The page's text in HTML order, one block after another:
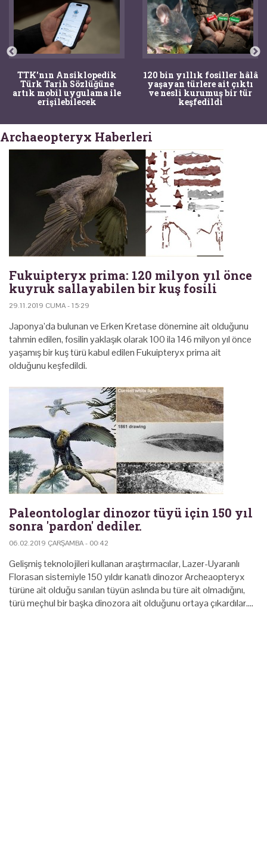
TTK'nın Ansiklopedik
Türk Tarih Sözlüğüne
artık mobil uygulama ile
erişilebilecek
120 bin yıllık fosiller hâlâ
yaşayan türlere ait çıktı
ve nesli kurumuş bir tür
keşfedildi
Archaeopteryx Haberleri
Fukuipteryx prima: 120 milyon yıl önce
kuyruk sallayabilen bir kuş fosili
29.11.2019 CUMA - 15:29
Japonya’da bulunan ve Erken Kretase dönemine ait olduğunu
tahmin edilen, fosilin yaklaşık olarak 100 ila 146 milyon yıl önce
yaşamış bir kuş türü kabul edilen Fukuipteryx prima ait
olduğunu keşfedildi.
Paleontologlar dinozor tüyü için 150 yıl
sonra 'pardon' dediler.
06.02.2019 ÇARŞAMBA - 00:42
Gelişmiş teknolojileri kullanan araştırmacılar, Lazer-Uyaranlı
Florasan sistemiyle 150 yıldır kanatlı dinozor Archeaopteryx
türüne ait olduğu sanılan tüyün aslında bu türe ait olmadığını,
türü meçhul bir başka dinozora ait olduğunu ortaya çıkardılar.…